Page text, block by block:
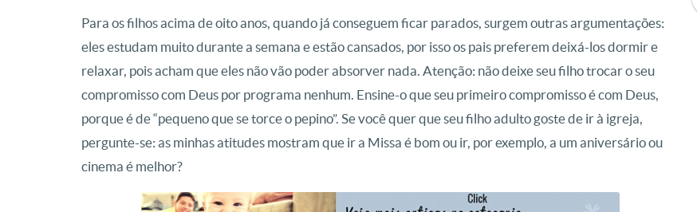
Para os filhos acima de oito anos, quando já conseguem ficar parados, surgem outras argumentações:
eles estudam muito durante a semana e estão cansados, por isso os pais preferem deixá-los dormir e
relaxar, pois acham que eles não vão poder absorver nada. Atenção: não deixe seu filho trocar o seu
compromisso com Deus por programa nenhum. Ensine-o que seu primeiro compromisso é com Deus,
porque é de “pequeno que se torce o pepino”. Se você quer que seu filho adulto goste de ir à igreja,
pergunte-se: as minhas atitudes mostram que ir a Missa é bom ou ir, por exemplo, a um aniversário ou
cinema é melhor?
Livro O Padre: A História De
Vida De Jonas Abib
R$ 42,41